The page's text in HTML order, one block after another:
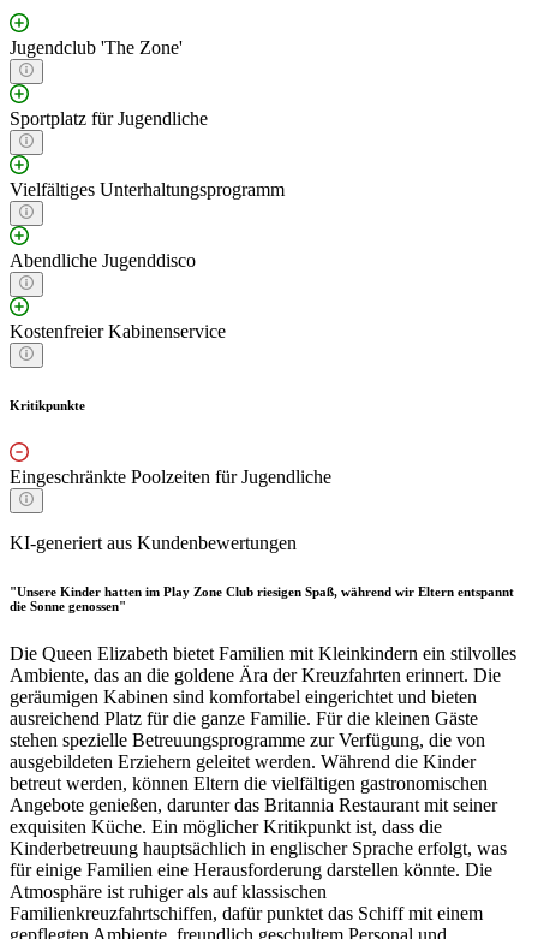
Jugendclub 'The Zone'
Sportplatz für Jugendliche
Vielfältiges Unterhaltungsprogramm
Abendliche Jugenddisco
Kostenfreier Kabinenservice
Kritikpunkte
Eingeschränkte Poolzeiten für Jugendliche
KI-generiert aus Kundenbewertungen
"Unsere Kinder hatten im Play Zone Club riesigen Spaß, während wir Eltern entspannt
die Sonne genossen"
Die Queen Elizabeth bietet Familien mit Kleinkindern ein stilvolles
Ambiente, das an die goldene Ära der Kreuzfahrten erinnert. Die
geräumigen Kabinen sind komfortabel eingerichtet und bieten
ausreichend Platz für die ganze Familie. Für die kleinen Gäste
stehen spezielle Betreuungsprogramme zur Verfügung, die von
ausgebildeten Erziehern geleitet werden. Während die Kinder
betreut werden, können Eltern die vielfältigen gastronomischen
Angebote genießen, darunter das Britannia Restaurant mit seiner
exquisiten Küche. Ein möglicher Kritikpunkt ist, dass die
Kinderbetreuung hauptsächlich in englischer Sprache erfolgt, was
für einige Familien eine Herausforderung darstellen könnte. Die
Atmosphäre ist ruhiger als auf klassischen
Familienkreuzfahrtschiffen, dafür punktet das Schiff mit einem
gepflegten Ambiente, freundlich geschultem Personal und